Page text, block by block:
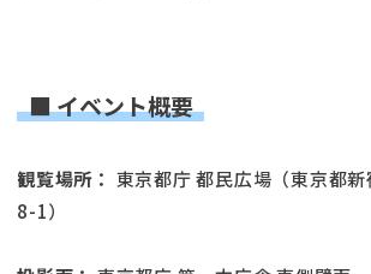
■ イベント概要
観覧場所： 東京都庁 都民広場（東京都
8-1）